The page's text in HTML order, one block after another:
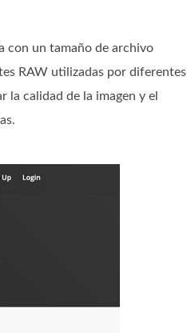
con un tamaño de archivo
RAW utilizadas por diferentes
la calidad de la imagen y el